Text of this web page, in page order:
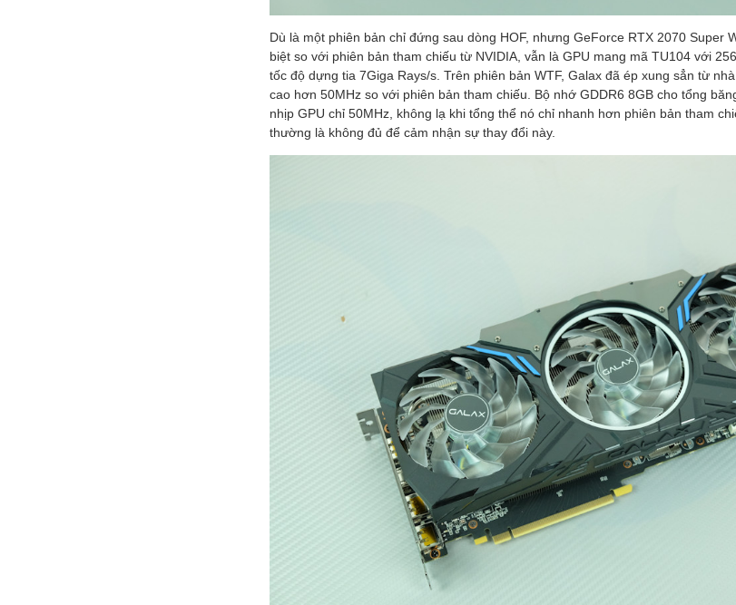
Dù là một phiên bản chỉ đứng sau dòng HOF, nhưng GeForce RTX 2070 Super
biệt so với phiên bản tham chiếu từ NVIDIA, vẫn là GPU mang mã TU104 với
tốc độ dựng tia 7Giga Rays/s. Trên phiên bản WTF, Galax đã ép xung sẳn từ
cao hơn 50MHz so với phiên bản tham chiếu. Bộ nhớ GDDR6 8GB cho tổng
nhịp GPU chỉ 50MHz, không lạ khi tổng thể nó chỉ nhanh hơn phiên bản tham
thường là không đủ để cảm nhận sự thay đổi này.